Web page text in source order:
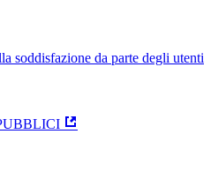
soddisfazione da parte degli utenti